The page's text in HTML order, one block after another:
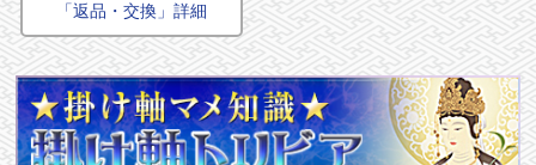
「返品・交換」詳細